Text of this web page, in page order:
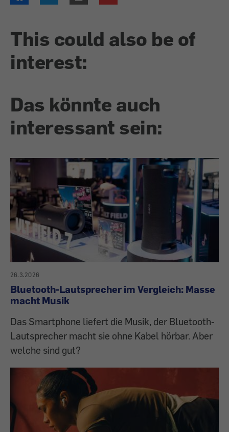
This could also be of
interest:
Das könnte auch
interessant sein:
26.3.2026
Bluetooth-Lautsprecher im Vergleich: Masse
macht Musik
Das Smartphone liefert die Musik, der Bluetooth-
Lautsprecher macht sie ohne Kabel hörbar. Aber
welche sind gut?